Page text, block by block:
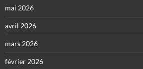
mai 2026
avril 2026
mars 2026
février 2026